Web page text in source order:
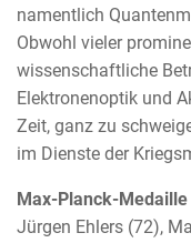
namentlich
Obwohl vieler
wissenschaftliche
Elektronenoptik und
Zeit, ganz zu
im Dienste der
Max-Planck-Medaille
Jürgen Ehlers (72),